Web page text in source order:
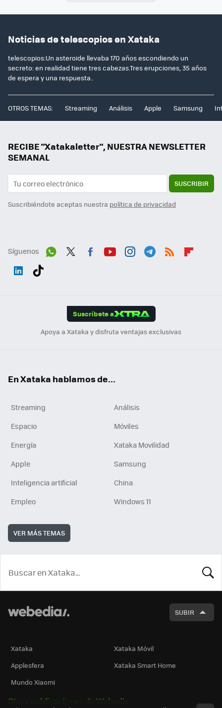
Noticias de telescopios en Xataka
telescopios:Un asteroide llevaba 170 años escondiendo un
secreto: en realidad tiene tres cabezas.Tres erupciones, 35 años
de espera y una respuesta..
OTROS TEMAS: Streaming Análisis Apple Samsung
RECIBE "Xatakaletter", NUESTRA NEWSLETTER
SEMANAL
SUSCRIBIR
Suscribiéndote aceptas nuestra política de privacidad
Síguenos
Suscríbete a
Apoya a Xataka y disfruta ventajas exclusivas
En Xataka hablamos de...
Streaming
Análisis
Espacio
Móviles
Energía
Xataka Movilidad
Apple
Samsung
Inteligencia artificial
China
Empleo
Windows 11
VER MÁS TEMAS
SUBIR
Xataka
Xataka Móvil
Applesfera
Xataka Smart Home
Mundo Xiaomi
Otras publicaciones de Webedia